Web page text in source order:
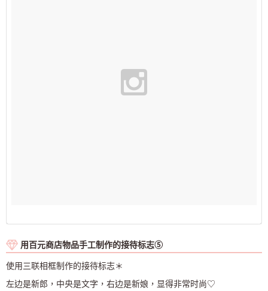
用百元商店物品手工制作的接待标志⑤
使用三联相框制作的接待标志＊
左边是新郎，中央是文字，右边是新娘，显得非常时尚♡